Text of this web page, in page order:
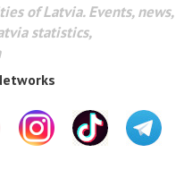
of Latvia. Events, news,
statistics,